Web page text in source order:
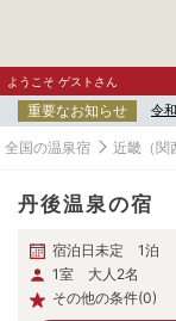
ようこそ ゲストさん
重要なお知らせ 令
全国の温泉宿 近畿（関
丹後温泉の宿
宿泊日未定 1泊
1室 大人2名
その他の条件(0)